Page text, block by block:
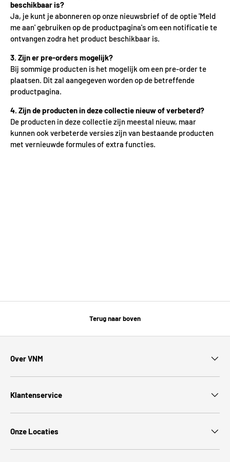
beschikbaar is?
Ja, je kunt je abonneren op onze nieuwsbrief of de optie 'Meld
me aan' gebruiken op de productpagina's om een notificatie te
ontvangen zodra het product beschikbaar is.
3. Zijn er pre-orders mogelijk?
Bij sommige producten is het mogelijk om een pre-order te
plaatsen. Dit zal aangegeven worden op de betreffende
productpagina.
4. Zijn de producten in deze collectie nieuw of verbeterd?
De producten in deze collectie zijn meestal nieuw, maar
kunnen ook verbeterde versies zijn van bestaande producten
met vernieuwde formules of extra functies.
Terug naar boven
Over VNM
Klantenservice
Onze Locaties